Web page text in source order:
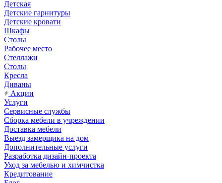
Детская
Детские гарнитуры
Детские кровати
Шкафы
Столы
Рабочее место
Стеллажи
Столы
Кресла
Диваны
Акции
Услуги
Сервисные службы
Сборка мебели в учреждении
Доставка мебели
Выезд замерщика на дом
Дополнительные услуги
Разработка дизайн-проекта
Уход за мебелью и химчистка
Кредитование